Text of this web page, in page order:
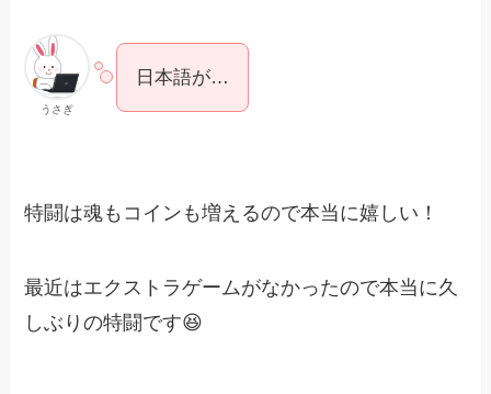
うさぎ
日本語が…
特闘は魂もコインも増えるので本当に嬉しい！
最近はエクストラゲームがなかったので本当に久
しぶりの特闘です😆